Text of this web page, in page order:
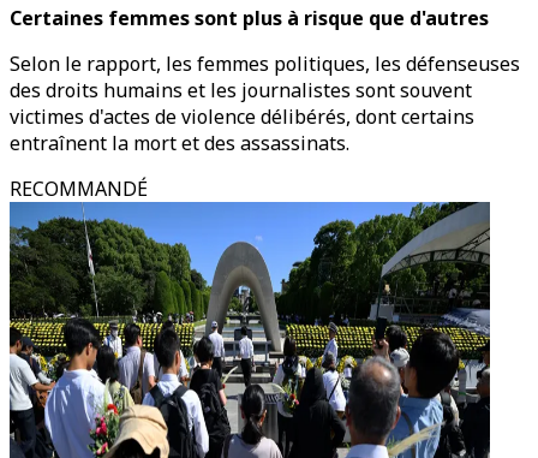
Certaines femmes sont plus à risque que d'autres
Selon le rapport, les femmes politiques, les défenseuses
des droits humains et les journalistes sont souvent
victimes d'actes de violence délibérés, dont certains
entraînent la mort et des assassinats.
RECOMMANDÉ